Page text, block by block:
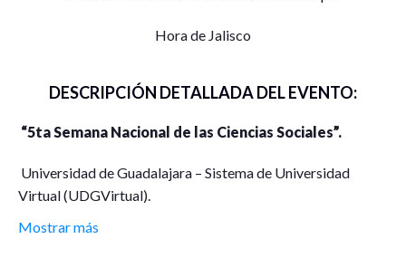
Hora de Jalisco
DESCRIPCIÓN DETALLADA DEL EVENTO:
“5ta Semana Nacional de las Ciencias Sociales”.
Universidad de Guadalajara – Sistema de Universidad
Virtual (UDGVirtual).
Cuerpo Académico Inclusión-Marginación en la Era Digital.
Mostrar más